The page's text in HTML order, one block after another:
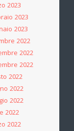
2023
2023
2023
2022
2022
2022
2022
2022
2022
2022
2022